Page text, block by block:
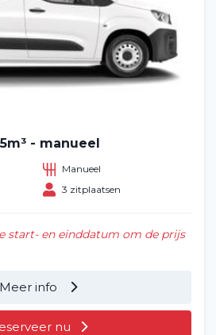
- manueel
Manueel
3 zitplaatsen
start- en einddatum om de prijs
Meer info
nu